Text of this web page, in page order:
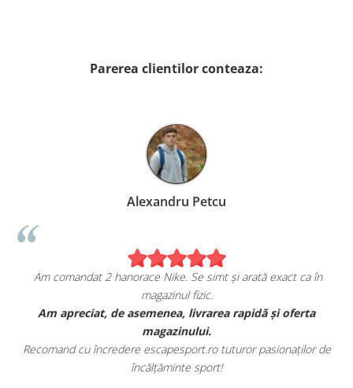
Parerea clientilor conteaza:
Alexandru Petcu
Am comandat 2 hanorace Nike. Se simt și arată exact ca în
magazinul fizic.
Am apreciat, de asemenea, livrarea rapidă și oferta
magazinului.
Recomand cu încredere escapesport.ro tuturor pasionaților de
încălțăminte sport!